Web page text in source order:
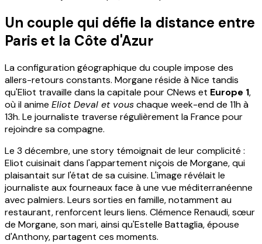
Un couple qui défie la distance entre
Paris et la Côte d'Azur
La configuration géographique du couple impose des
allers-retours constants. Morgane réside à Nice tandis
qu'Eliot travaille dans la capitale pour CNews et Europe 1,
où il anime Eliot Deval et vouschaque week-end de 11h à
13h. Le journaliste traverse régulièrement la France pour
rejoindre sa compagne.
Le 3 décembre, une story témoignait de leur complicité :
Eliot cuisinait dans l'appartement niçois de Morgane, qui
plaisantait sur l'état de sa cuisine. L'image révélait le
journaliste aux fourneaux face à une vue méditerranéenne
avec palmiers. Leurs sorties en famille, notamment au
restaurant, renforcent leurs liens. Clémence Renaudi, sœur
de Morgane, son mari, ainsi qu'Estelle Battaglia, épouse
d'Anthony, partagent ces moments.